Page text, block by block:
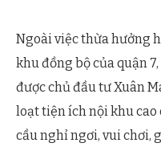
Ngoài việc thừa hưởng
khu đồng bộ của quận
được chủ đầu tư Xuân
loạt tiện ích nội khu
cầu nghỉ ngơi, vui chơi,